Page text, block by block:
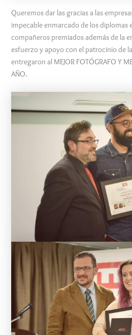
Queremos dar las gracias a las
impecable enmarcado de los diplomas
compañeros premiados además de la
esfuerzo y apoyo con el patrocinio de
entregaron al MEJOR FOTÓGRAFO Y
AÑO.